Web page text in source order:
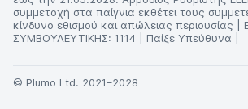
συμμετοχή στα παίγνια εκθέτει τους
κίνδυνο εθισμού και απώλειας
ΣΥΜΒΟΥΛΕΥΤΙΚΗΣ: 1114 | Παίξε Υπεύθυνα |
© Plumo Ltd. 2021–2028